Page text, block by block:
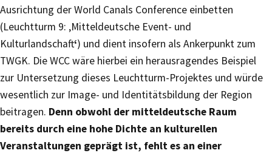
Ausrichtung der World Canals Conference einbetten
(Leuchtturm 9: ‚Mitteldeutsche Event- und
Kulturlandschaft‘) und dient insofern als Ankerpunkt zum
TWGK. Die WCC wäre hierbei ein herausragendes Beispiel
zur Untersetzung dieses Leuchtturm-Projektes und würde
wesentlich zur Image- und Identitätsbildung der Region
beitragen. Denn obwohl der mitteldeutsche Raum
bereits durch eine hohe Dichte an kulturellen
Veranstaltungen geprägt ist, fehlt es an einer